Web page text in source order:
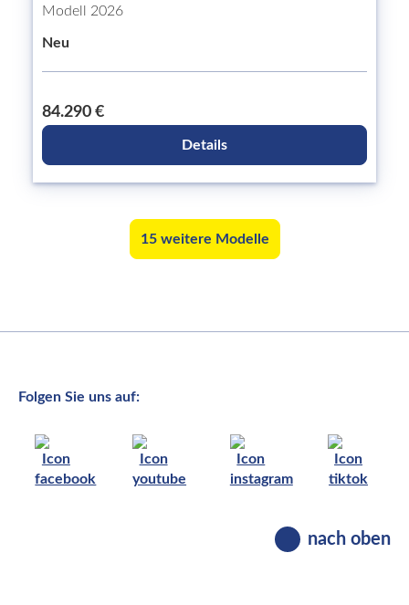
Modell 2026
Neu
84.290 €
Details
15 weitere Modelle
Folgen Sie uns auf:
nach oben